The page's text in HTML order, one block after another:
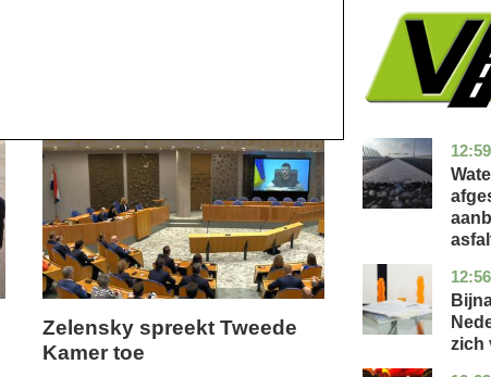
donderdag,
Zelensky spreekt Tweede
Kamer toe
12:59
noord-
holland
nieuws
12:56
noord-
holland
zich